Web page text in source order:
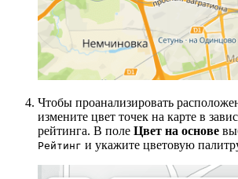
Чтобы проанализировать
измените цвет точек на карте в
рейтинга. В поле Цвет на основе
Рейтинг и укажите цветовую